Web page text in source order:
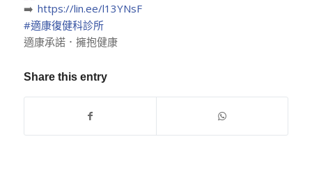
https://lin.ee/l13YNsF
#適康復健科診所
適康承諾．擁抱健康
Share this entry